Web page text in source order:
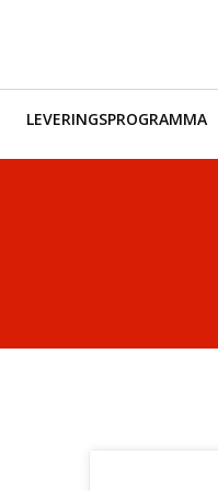
LEVERINGSPROGRAMMA